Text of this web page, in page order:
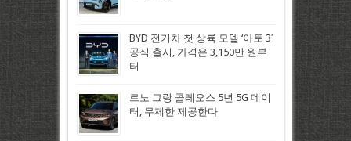
BYD 전기차 첫 상륙 모델 ‘아토 3′
공식 출시, 가격은 3,150만 원부
터
르노 그랑 콜레오스 5년 5G 데이
터, 무제한 제공한다